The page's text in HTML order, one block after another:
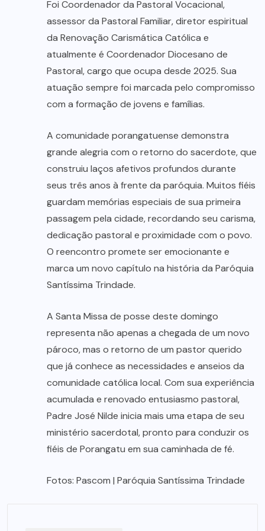
Foi Coordenador da Pastoral Vocacional,
assessor da Pastoral Familiar, diretor espiritual
da Renovação Carismática Católica e
atualmente é Coordenador Diocesano de
Pastoral, cargo que ocupa desde 2025. Sua
atuação sempre foi marcada pelo compromisso
com a formação de jovens e famílias.
A comunidade porangatuense demonstra
grande alegria com o retorno do sacerdote, que
construiu laços afetivos profundos durante
seus três anos à frente da paróquia. Muitos fiéis
guardam memórias especiais de sua primeira
passagem pela cidade, recordando seu carisma,
dedicação pastoral e proximidade com o povo.
O reencontro promete ser emocionante e
marca um novo capítulo na história da Paróquia
Santíssima Trindade.
A Santa Missa de posse deste domingo
representa não apenas a chegada de um novo
pároco, mas o retorno de um pastor querido
que já conhece as necessidades e anseios da
comunidade católica local. Com sua experiência
acumulada e renovado entusiasmo pastoral,
Padre José Nilde inicia mais uma etapa de seu
ministério sacerdotal, pronto para conduzir os
fiéis de Porangatu em sua caminhada de fé.
Fotos: Pascom | Paróquia Santíssima Trindade